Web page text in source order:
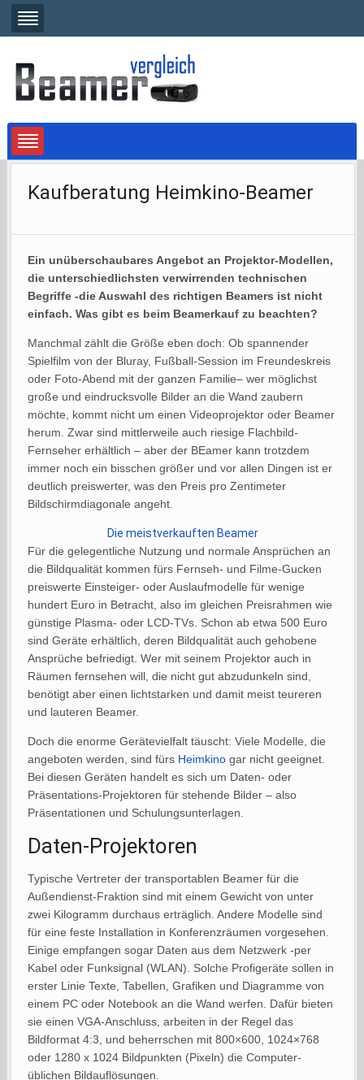
Kaufberatung Heimkino-Beamer
Ein unüberschaubares Angebot an Projektor-Modellen,
die unterschiedlichsten verwirrenden technischen
Begriffe -die Auswahl des richtigen Beamers ist nicht
einfach. Was gibt es beim Beamerkauf zu beachten?
Manchmal zählt die Größe eben doch: Ob spannender
Spielfilm von der Bluray, Fußball-Session im Freundeskreis
oder Foto-Abend mit der ganzen Familie– wer möglichst
große und eindrucksvolle Bilder an die Wand zaubern
möchte, kommt nicht um einen Videoprojektor oder Beamer
herum. Zwar sind mittlerweile auch riesige Flachbild-
Fernseher erhältlich – aber der BEamer kann trotzdem
immer noch ein bisschen größer und vor allen Dingen ist er
deutlich preiswerter, was den Preis pro Zentimeter
Bildschirmdiagonale angeht.
Die meistverkauften Beamer
Für die gelegentliche Nutzung und normale Ansprüchen an
die Bildqualität kommen fürs Fernseh- und Filme-Gucken
preiswerte Einsteiger- oder Auslaufmodelle für wenige
hundert Euro in Betracht, also im gleichen Preisrahmen wie
günstige Plasma- oder LCD-TVs. Schon ab etwa 500 Euro
sind Geräte erhältlich, deren Bildqualität auch gehobene
Ansprüche befriedigt. Wer mit seinem Projektor auch in
Räumen fernsehen will, die nicht gut abzudunkeln sind,
benötigt aber einen lichtstarken und damit meist teureren
und lauteren Beamer.
Doch die enorme Gerätevielfalt täuscht: Viele Modelle, die
angeboten werden, sind fürs Heimkino gar nicht geeignet.
Bei diesen Geräten handelt es sich um Daten- oder
Präsentations-Projektoren für stehende Bilder – also
Präsentationen und Schulungsunterlagen.
Daten-Projektoren
Typische Vertreter der transportablen Beamer für die
Außendienst-Fraktion sind mit einem Gewicht von unter
zwei Kilogramm durchaus erträglich. Andere Modelle sind
für eine feste Installation in Konferenzräumen vorgesehen.
Einige empfangen sogar Daten aus dem Netzwerk -per
Kabel oder Funksignal (WLAN). Solche Profigeräte sollen in
erster Linie Texte, Tabellen, Grafiken und Diagramme von
einem PC oder Notebook an die Wand werfen. Dafür bieten
sie einen VGA-Anschluss, arbeiten in der Regel das
Bildformat 4:3, und beherrschen mit 800×600, 1024×768
oder 1280 x 1024 Bildpunkten (Pixeln) die Computer-
üblichen Bildauflösungen.